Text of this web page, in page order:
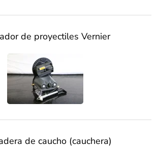
de proyectiles Vernier
de caucho (cauchera)